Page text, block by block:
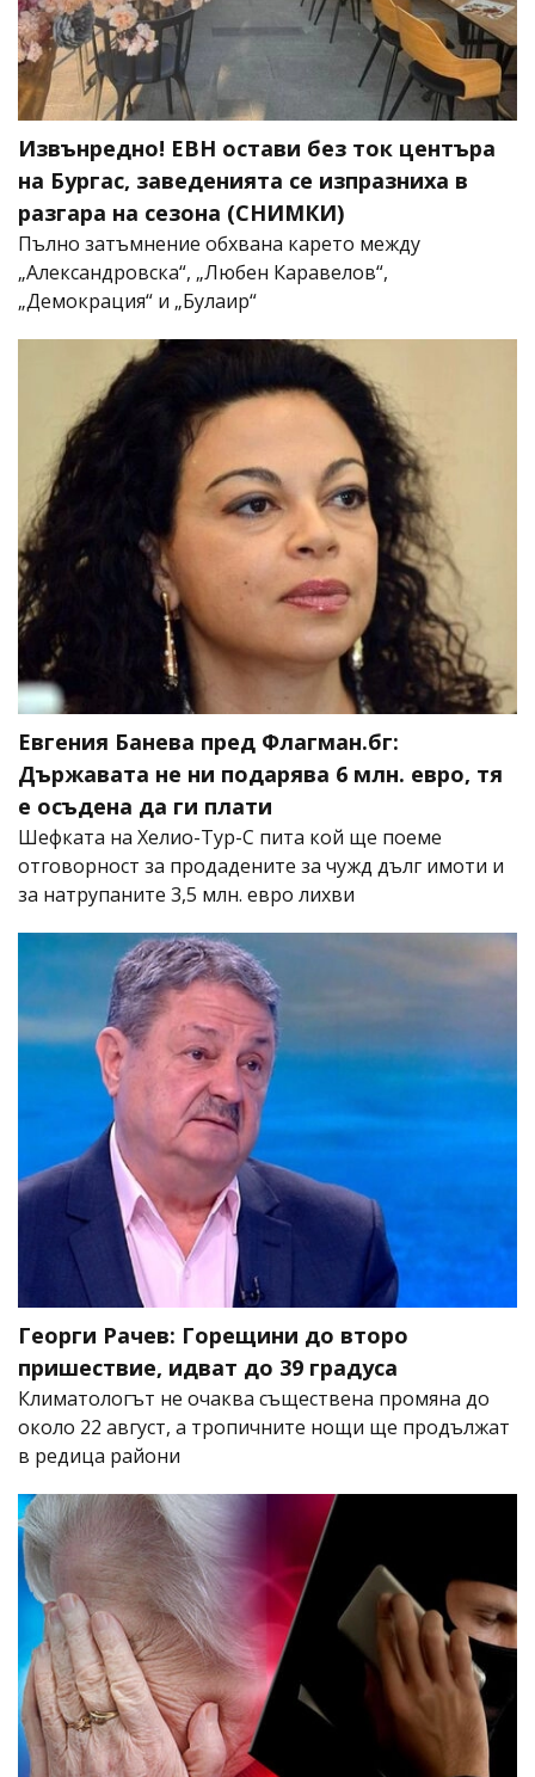
Извънредно! ЕВН остави без ток центъра
на Бургас, заведенията се изпразниха в
разгара на сезона (СНИМКИ)
Пълно затъмнение обхвана карето между
„Александровска“, „Любен Каравелов“,
„Демокрация“ и „Булаир“
Евгения Банева пред Флагман.бг:
Държавата не ни подарява 6 млн. евро, тя
е осъдена да ги плати
Шефката на Хелио-Тур-С пита кой ще поеме
отговорност за продадените за чужд дълг имоти и
за натрупаните 3,5 млн. евро лихви
Георги Рачев: Горещини до второ
пришествие, идват до 39 градуса
Климатологът не очаква съществена промяна до
около 22 август, а тропичните нощи ще продължат
в редица райони